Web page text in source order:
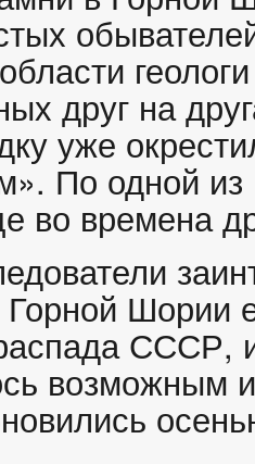
друг на
уже
По одной из
во времена
Горной Шории
СССР,
возможным